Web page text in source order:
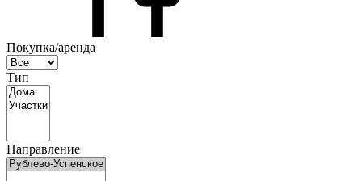
Покупка/аренда
Тип
Направление